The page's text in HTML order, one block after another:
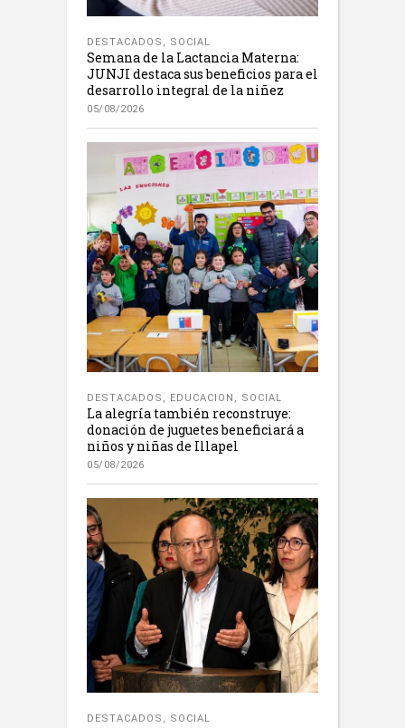
DESTACADOS SOCIAL
Semana de la Lactancia Materna:
JUNJI destaca sus beneficios para el
desarrollo integral de la niñez
05/08/2026
DESTACADOS , EDUCACION , SOCIAL
La alegría también reconstruye:
donación de juguetes beneficiará a
niños y niñas de Illapel
05/08/2026
DESTACADOS , SOCIAL